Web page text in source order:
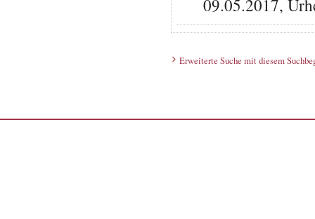
09.05.2017,
Erweiterte Suche mit diesem